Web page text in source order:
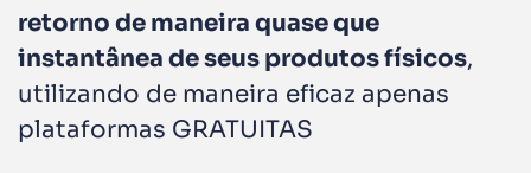
retorno de maneira quase que
instantânea de seus produtos físicos,
utilizando de maneira eficaz apenas
plataformas GRATUITAS